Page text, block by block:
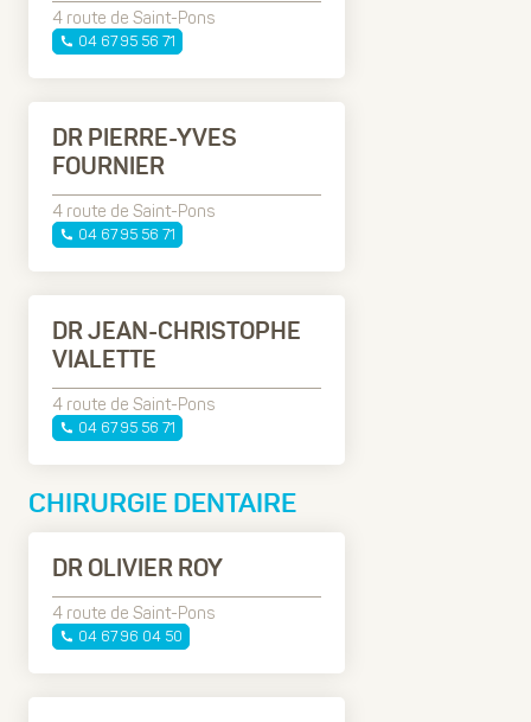
4 route de Saint-Pons
04 67 95 56 71
DR PIERRE-YVES
FOURNIER
4 route de Saint-Pons
04 67 95 56 71
DR JEAN-CHRISTOPHE
VIALETTE
4 route de Saint-Pons
04 67 95 56 71
CHIRURGIE DENTAIRE
DR OLIVIER ROY
4 route de Saint-Pons
04 67 96 04 50